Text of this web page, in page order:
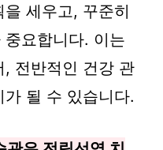
세우고, 꾸준히
요합니다. 이는
, 전반적인 건강 관
될 수 있습니다.